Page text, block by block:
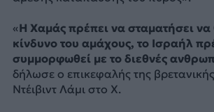
«Η Χαμάς πρέπει να σταματήσει να
κίνδυνο του αμάχους, το Ισραήλ
συμμορφωθεί με το διεθνές
δήλωσε ο επικεφαλής της
Ντέιβιντ Λάμι στο Χ.